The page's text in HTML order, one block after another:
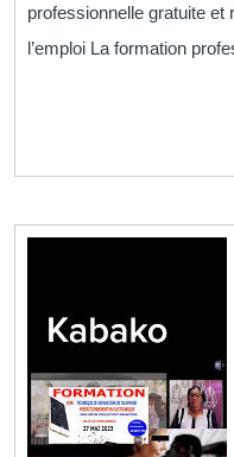
tous
professionnelle gratuite et
l’emploi La formation